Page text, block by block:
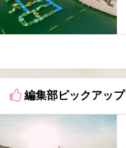
編集部ピックアップ